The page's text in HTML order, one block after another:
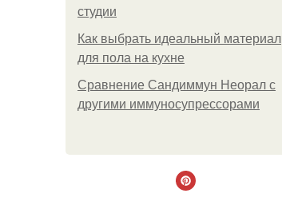
студии
Как выбрать идеальный материал
для пола на кухне
Сравнение Сандиммун Неорал с
другими иммуносупрессорами